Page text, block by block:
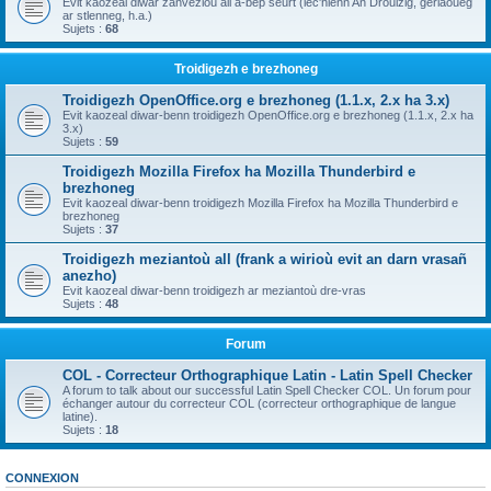
ar stlenneg, h.a.)
Sujets : 68
Troidigezh e brezhoneg
Troidigezh OpenOffice.org e brezhoneg (1.1.x, 2.x ha 3.x)
Evit kaozeal diwar-benn troidigezh OpenOffice.org e brezhoneg (1.1.x, 2.x ha
3.x)
Sujets : 59
Troidigezh Mozilla Firefox ha Mozilla Thunderbird e
brezhoneg
Evit kaozeal diwar-benn troidigezh Mozilla Firefox ha Mozilla Thunderbird e
brezhoneg
Sujets : 37
Troidigezh meziantoù all (frank a wirioù evit an darn vrasañ
anezho)
Evit kaozeal diwar-benn troidigezh ar meziantoù dre-vras
Sujets : 48
Forum
COL - Correcteur Orthographique Latin - Latin Spell Checker
A forum to talk about our successful Latin Spell Checker COL. Un forum pour
échanger autour du correcteur COL (correcteur orthographique de langue
latine).
Sujets : 18
CONNEXION